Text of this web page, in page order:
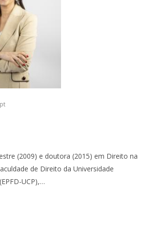
(2009) e doutora (2015) em Direito na
de Direito da Universidade
UCP),